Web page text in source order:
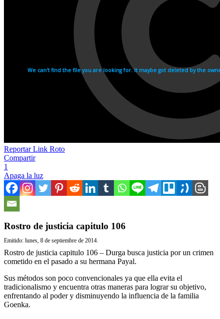
Reportar Link Roto
Compartir
1
Apaga la luz
Rostro de justicia capitulo 106
Emitido: lunes, 8 de septiembre de 2014.
Rostro de justicia capitulo 106 – Durga busca justicia por un crimen
cometido en el pasado a su hermana Payal.
Sus métodos son poco convencionales ya que ella evita el
tradicionalismo y encuentra otras maneras para lograr su objetivo,
enfrentando al poder y disminuyendo la influencia de la familia
Goenka.